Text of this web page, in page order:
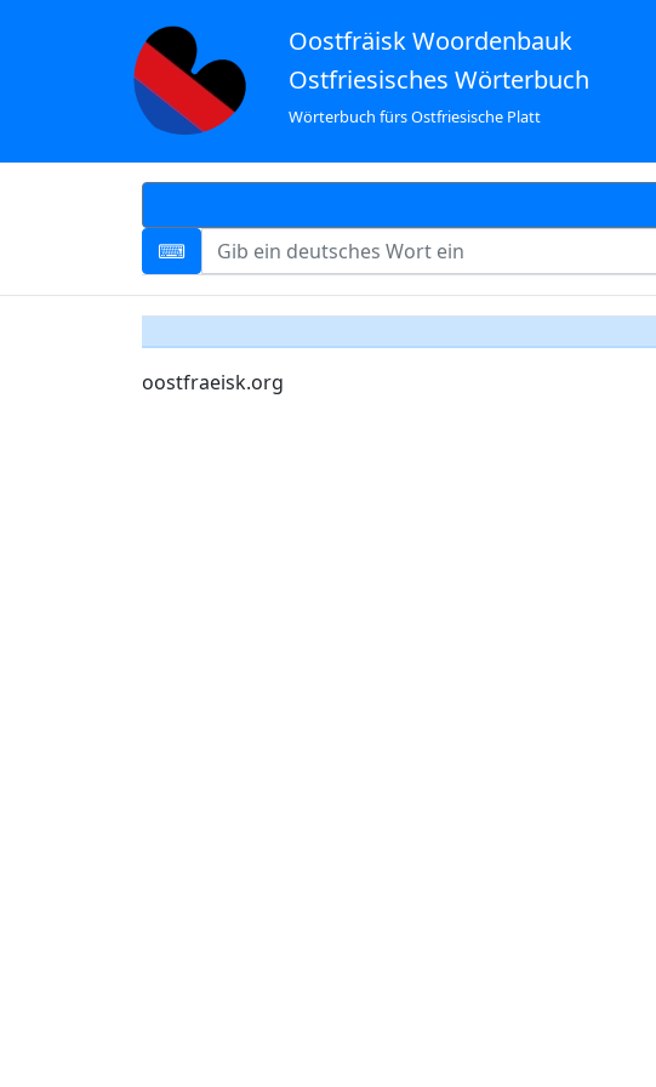
Oostfräisk Woordenbauk
Ostfriesisches Wörterbuch
Wörterbuch fürs Ostfriesische Platt
oostfraeisk.org